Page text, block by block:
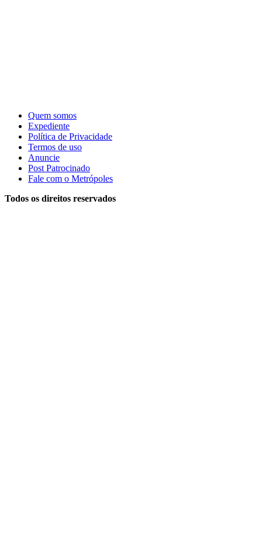
Quem somos
Expediente
Política de Privacidade
Termos de uso
Anuncie
Post Patrocinado
Fale com o Metrópoles
Todos os direitos reservados